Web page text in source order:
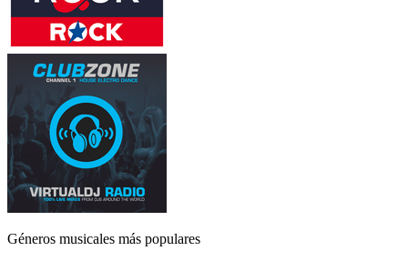
Géneros musicales más populares